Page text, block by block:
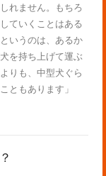
れません。もちろ
ていくことはある
いうのは、あるか
を持ち上げて運ぶ
りも、中型犬ぐら
ともあります」